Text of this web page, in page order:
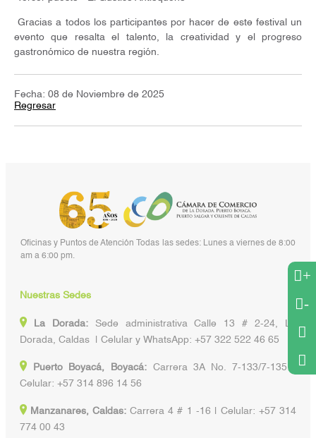
Gracias a todos los participantes por hacer de este festival un
evento que resalta el talento, la creatividad y el progreso
gastronómico de nuestra región.
Fecha: 08 de Noviembre de 2025
Regresar
+
-
Oficinas y Puntos de Atención Todas las sedes: Lunes a viernes de 8:00
am a 6:00 pm.
Nuestras Sedes
La Dorada:Sede administrativa Calle 13 # 2-24, La
Dorada, Caldas | Celular y WhatsApp: +57 322 522 46 65
Puerto Boyacá, Boyacá:Carrera 3A No. 7-133/7-135 |
Celular: +57 314 896 14 56
Manzanares, Caldas: Carrera 4 # 1 -16 | Celular: +57 314
774 00 43